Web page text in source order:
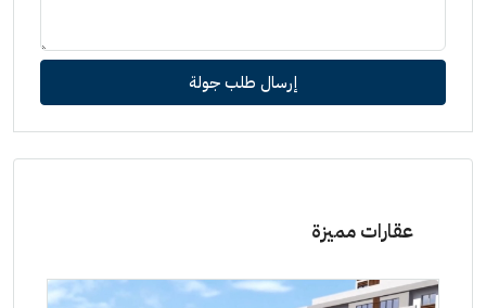
إرسال طلب جولة
عقارات مميزة